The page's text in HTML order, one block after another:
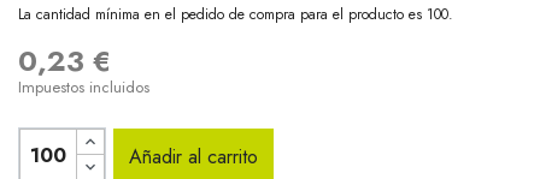
La cantidad mínima en el pedido de compra para el producto es 100.
0,23 €
Impuestos incluidos
Añadir al carrito